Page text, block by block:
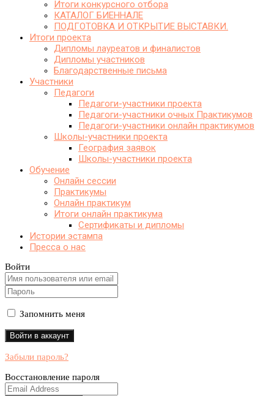
Итоги конкурсного отбора
КАТАЛОГ БИЕННАЛЕ
ПОДГОТОВКА И ОТКРЫТИЕ ВЫСТАВКИ.
Итоги проекта
Дипломы лауреатов и финалистов
Дипломы участников
Благодарственные письма
Участники
Педагоги
Педагоги-участники проекта
Педагоги-участники очных Практикумов
Педагоги-участники онлайн практикумов
Школы-участники проекта
География заявок
Школы-участники проекта
Обучение
Онлайн сессии
Практикумы
Онлайн практикум
Итоги онлайн практикума
Сертификаты и дипломы
Истории эстампа
Пресса о нас
Войти
Запомнить меня
Забыли пароль?
Восстановление пароля